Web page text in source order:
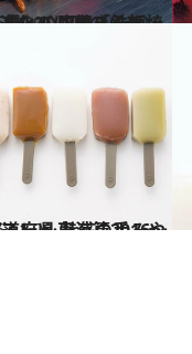
バランスが進化！ 広尾「鉄板焼き 髙見」の豚焼きそば
魅惑の手みやげリスト ～東海篇2016～